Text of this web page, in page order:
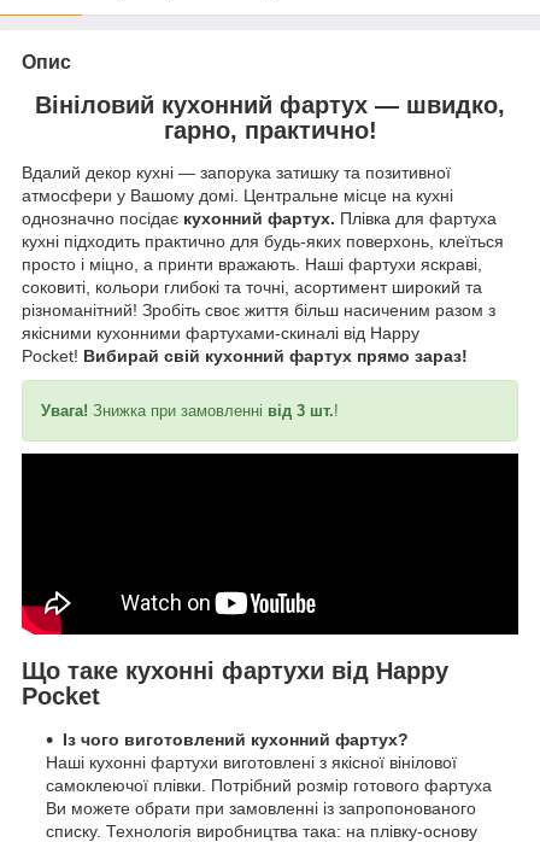
Опис
Вініловий кухонний фартух — швидко,
гарно, практично!
Вдалий декор кухні — запорука затишку та позитивної
атмосфери у Вашому домі. Центральне місце на кухні
однозначно посідає кухонний фартух. Плівка для фартуха
кухні підходить практично для будь-яких поверхонь, клеїться
просто і міцно, а принти вражають. Наші фартухи яскраві,
соковиті, кольори глибокі та точні, асортимент широкий та
різноманітний! Зробіть своє життя більш насиченим разом з
якісними кухонними фартухами-скиналі від Happy
Pocket! Вибирай свій кухонний фартух прямо зараз!
Увага! Знижка при замовленні від 3 шт.!
Що таке кухонні фартухи від Happy
Pocket
Із чого виготовлений кухонний фартух?
Наші кухонні фартухи виготовлені з якісної вінілової
самоклеючої плівки. Потрібний розмір готового фартуха
Ви можете обрати при замовленні із запропонованого
списку. Технологія виробництва така: на плівку-основу